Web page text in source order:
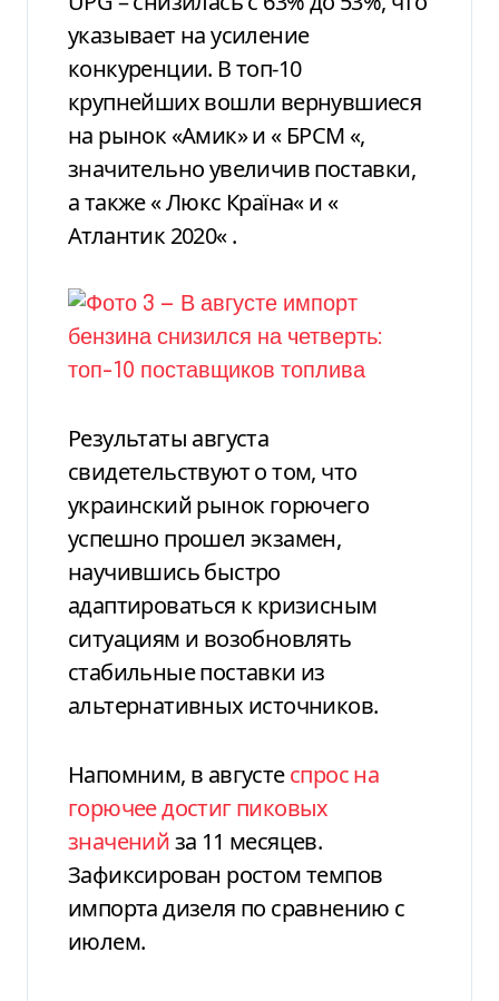
указывает на усиление
конкуренции. Втоп-10
крупнейших вошли вернувшиеся
на рынок «Амик» и«БРСМ«,
значительно увеличив поставки,
а также«Люкс Країна«и«
Атлантик 2020«.
Результаты августа
свидетельствуют о том, что
украинский рынок горючего
успешно прошел экзамен,
научившись быстро
адаптироваться к кризисным
ситуациям и возобновлять
стабильные поставки из
альтернативных источников.
Напомним, в августеспрос на
горючее достиг пиковых
значенийза 11 месяцев.
Зафиксирован ростомтемпов
импорта дизеля по сравнению с
июлем.